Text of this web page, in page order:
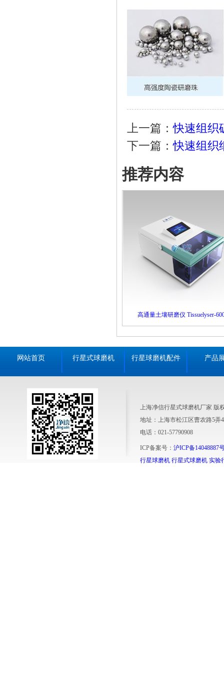
上一篇：快速组织
下一篇：快速组织
推荐内容
高通量土壤研磨仪 Tissuelyser-
网站首页 行星式球磨机 行星球磨机配件 产品
上海净信行星式球磨机厂家 版
地址：上海市松江区曹农路5弄
电话：021-57790908
ICP备案号： 沪ICP备14048887
行星球磨机 行星式球磨机 实验